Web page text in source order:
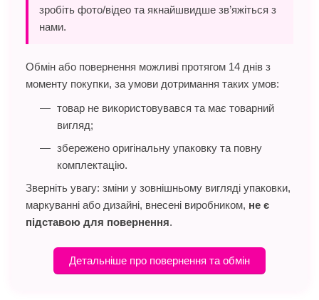
зробіть фото/відео та якнайшвидше зв’яжіться з
нами.
Обмін або повернення можливі протягом 14 днів з
моменту покупки, за умови дотримання таких умов:
товар не використовувався та має товарний
вигляд;
збережено оригінальну упаковку та повну
комплектацію.
Зверніть увагу: зміни у зовнішньому вигляді упаковки,
маркуванні або дизайні, внесені виробником, не є
підставою для повернення.
Детальніше про повернення та обмін